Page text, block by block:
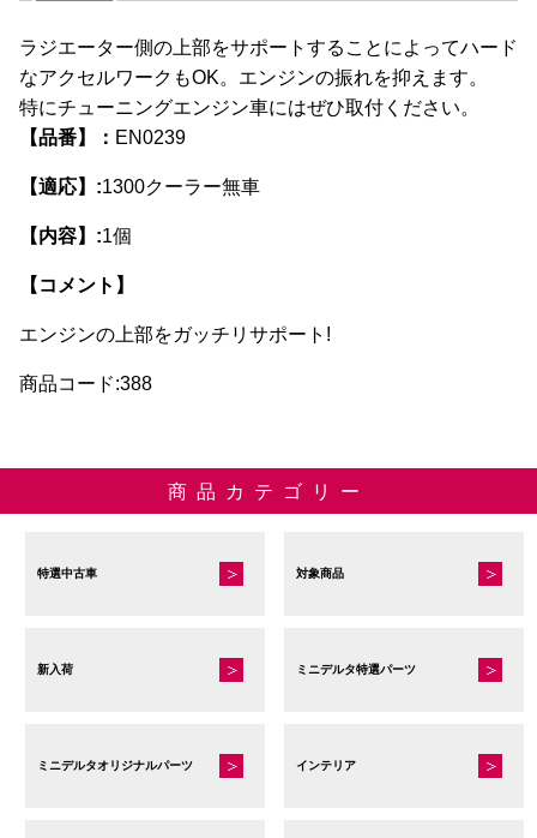
ラジエーター側の上部をサポートすることによってハード
なアクセルワークもOK。エンジンの振れを抑えます。
特にチューニングエンジン車にはぜひ取付ください。
【品番】： EN0239
【適応】:1300クーラー無車
【内容】:1個
【コメント】
エンジンの上部をガッチリサポート!
商品コード:388
商品カテゴリー
特選中古車 対象商品
新入荷 ミニデルタ特選パーツ
ミニデルタオリジナルパーツ インテリア